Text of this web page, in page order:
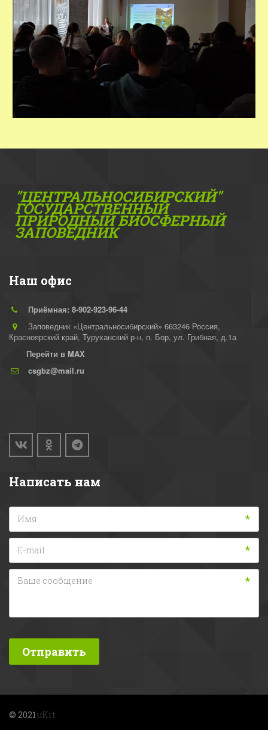
"ЦЕНТРАЛЬНОСИБИРСКИЙ"
ГОС­УДАРСТВЕННЫЙ
ПРИРОДНЫЙ БИОСФЕРНЫЙ
ЗАПОВЕДНИК
Наш офис
Приёмная: 8-902-923-96-44
Заповедник «Центральносибирский» 663246 Россия,
Красноярский край, Туруханский р-н, п. Бор, ул. Грибная, д.1а
Перейти в MAX
csgbz@mail.ru
Написать нам
*
*
*
Отправить
© 2021 uKit